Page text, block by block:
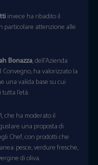
invece ha ribadito il
particolare attenzione alle
Bonazza, dell’Azienda
ha valorizzato la
una valida base su cui
l’età.
che ha moderato il
una proposta di
Chef, con prodotti che
pesce, verdure fresche,
di oliva.